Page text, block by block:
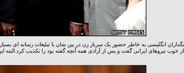
خوب نیروهای ایرانی گفت و پس از آزادی همه آنچه گفته بود را تکذیب کرد.البته